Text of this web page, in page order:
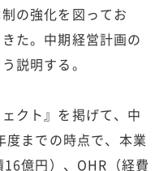
の強化を図ってお
た。中期経営計画の
説明する。
クト』を掲げて、中
までの時点で、本業
億円）、OHR（経費